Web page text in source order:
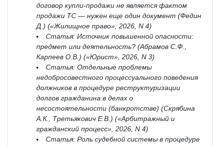
договор купли-продажи не является фактом
продажи ТС — нужен еще один документ (Федин
Д.) («Жилищное право», 2026, N 4)
Статья: Источник повышенной опасности:
предмет или деятельность? (Абрамов С.Ф.,
Карпеев О.В.) («Юрист», 2026, N 3)
Статья: Отдельные проблемы
недобросовестного процессуального поведения
должников в процедуре реструктуризации
долгов гражданина в делах о
несостоятельности (банкротстве) (Скрябина
А.К., Третьякович Е.В.) («Арбитражный и
гражданский процесс», 2026, N 4)
Статья: Роль судебной системы в процедуре